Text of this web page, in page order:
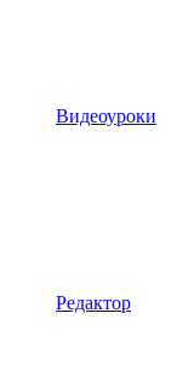
Видеоуроки
Редактор